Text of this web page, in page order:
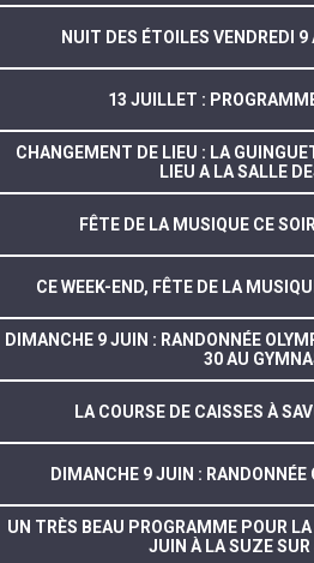
NUIT DES ÉTOILES VENDREDI
13 JUILLET :
CHANGEMENT DE LIEU : LA
LIEU A LA SALLE
FÊTE DE LA MUSIQUE CE
CE WEEK-END, FÊTE DE LA
DIMANCHE 9 JUIN : RANDONNÉE
30 AU
LA COURSE DE CAISSES À
DIMANCHE 9 JUIN :
UN TRÈS BEAU PROGRAMME POUR
JUIN À LA SUZE SUR